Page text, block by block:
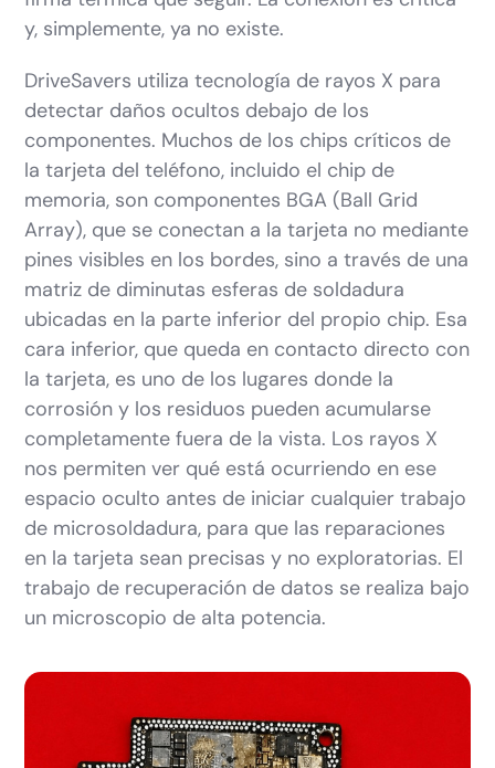
y, simplemente, ya no existe.
DriveSavers utiliza tecnología de rayos X para
detectar daños ocultos debajo de los
componentes. Muchos de los chips críticos de
la tarjeta del teléfono, incluido el chip de
memoria, son componentes BGA (Ball Grid
Array), que se conectan a la tarjeta no mediante
pines visibles en los bordes, sino a través de una
matriz de diminutas esferas de soldadura
ubicadas en la parte inferior del propio chip. Esa
cara inferior, que queda en contacto directo con
la tarjeta, es uno de los lugares donde la
corrosión y los residuos pueden acumularse
completamente fuera de la vista. Los rayos X
nos permiten ver qué está ocurriendo en ese
espacio oculto antes de iniciar cualquier trabajo
de microsoldadura, para que las reparaciones
en la tarjeta sean precisas y no exploratorias. El
trabajo de recuperación de datos se realiza bajo
un microscopio de alta potencia.